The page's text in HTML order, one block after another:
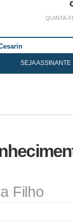
QUINTA-
SEJA ASSINANTE
Filho